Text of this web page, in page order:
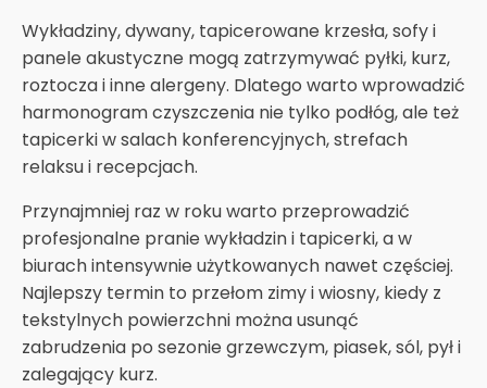
Wykładziny, dywany, tapicerowane krzesła, sofy i
panele akustyczne mogą zatrzymywać pyłki, kurz,
roztocza i inne alergeny. Dlatego warto wprowadzić
harmonogram czyszczenia nie tylko podłóg, ale też
tapicerki w salach konferencyjnych, strefach
relaksu i recepcjach.
Przynajmniej raz w roku warto przeprowadzić
profesjonalne pranie wykładzin i tapicerki, a w
biurach intensywnie użytkowanych nawet częściej.
Najlepszy termin to przełom zimy i wiosny, kiedy z
tekstylnych powierzchni można usunąć
zabrudzenia po sezonie grzewczym, piasek, sól, pył i
zalegający kurz.